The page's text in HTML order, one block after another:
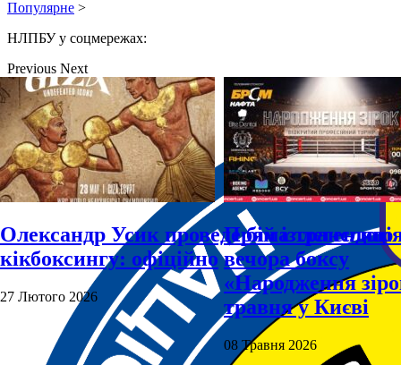
Популярне >
НЛПБУ у соцмережах:
Previous Next
Олександр Усик проведе бій із легендою
кікбоксингу: офіційно
27 Лютого 2026
Пряма
вечора боксу
«Народження
травня у Києві
08 Травня 2026